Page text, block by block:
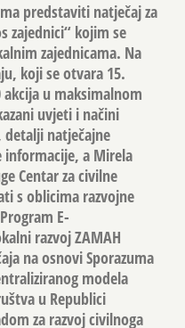
predstaviti natječaj za
zajednici“ kojim se
zajednicama. Na
koji se otvara 15.
u maksimalnom
uvjeti i načini
natječajne
a Mirela
Centar za civilne
s oblicima razvojne
E-
razvoj ZAMAH
na osnovi Sporazuma
modela
u Republici
za razvoj civilnoga